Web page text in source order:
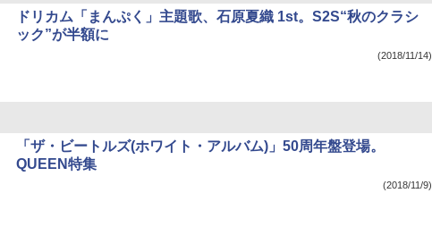
ドリカム「まんぷく」主題歌、石原夏織 1st。S2S“秋のクラシ
ック”が半額に
(2018/11/14)
「ザ・ビートルズ(ホワイト・アルバム)」50周年盤登場。
QUEEN特集
(2018/11/9)